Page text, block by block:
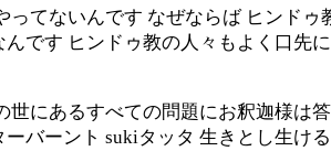
てないんです なぜならば ヒンドゥ
です ヒンドゥ教の人々もよく口先
にあるすべての問題にお釈迦様は
バーント sukiタッタ 生きとし生け